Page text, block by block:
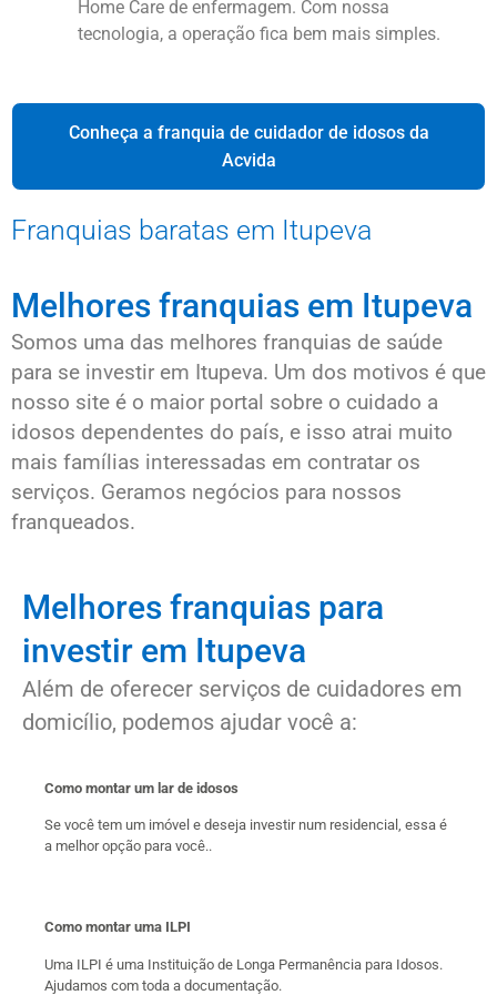
Home Care de enfermagem. Com nossa
tecnologia, a operação fica bem mais simples.
Conheça a franquia de cuidador de idosos da
Acvida
Franquias baratas em Itupeva
Melhores franquias em Itupeva
Somos uma das melhores franquias de saúde
para se investir em Itupeva. Um dos motivos é que
nosso site é o maior portal sobre o cuidado a
idosos dependentes do país, e isso atrai muito
mais famílias interessadas em contratar os
serviços. Geramos negócios para nossos
franqueados.
Melhores franquias para
investir em Itupeva
Além de oferecer serviços de cuidadores em
domicílio, podemos ajudar você a:
Como montar um lar de idosos
Se você tem um imóvel e deseja investir num residencial, essa é
a melhor opção para você..
Como montar uma ILPI
Uma ILPI é uma Instituição de Longa Permanência para Idosos.
Ajudamos com toda a documentação.